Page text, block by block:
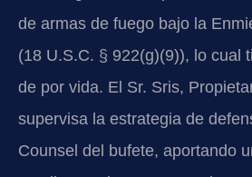
de armas de fuego bajo la
(18 U.S.C. § 922(g)(9)), lo cual
de por vida. El Sr. Sris,
supervisa la estrategia de
Counsel del bufete, aportando